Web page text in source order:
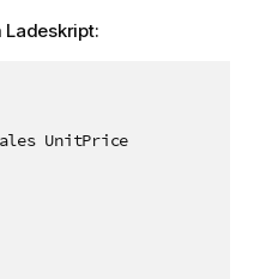
Ladeskript:
UnitPrice